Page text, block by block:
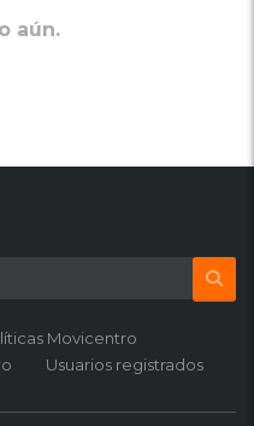
aún.
Movicentro
Usuarios registrados